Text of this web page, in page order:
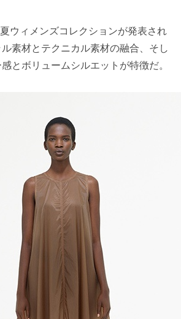
ウィメンズコレクションが発表され
素材とテクニカル素材の融合、そし
とボリュームシルエットが特徴だ。